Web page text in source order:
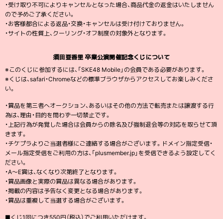
・受け取り不可によりキャンセルとなった場合、商品代金の返金はいたしません
ので予めご了承ください。
・お客様都合による返品・交換・キャンセルは受け付けておりません。
・サイトの性質上、クーリング・オフ制度の対象外となります。
須田亜香里 卒業公演開催記念くじについて
※このくじに参加するには、「SKE48 Mobile」の会員である必要があります。
※くじは、safari・Chromeなどの標準ブラウザからアクセスしてお楽しみくださ
い。
・賞品を第三者へオークション、あるいはその他の方法で転売または譲渡する行
為は、理由・目的を問わず一切禁止です。
・上記行為が発覚した場合は会員からの除名及び強制退会等の対応を取らせて頂
きます。
・チケプラよりご当選者様にご連絡する場合がございます。ドメイン指定受信・
メール指定受信をご利用の方は、「plusmember.jp」を受信できるよう設定してく
ださい。
・A〜E賞は、なくなり次第終了となります。
・賞品画像と実際の賞品は異なる場合があります。
・掲載の内容は予告なく変更となる場合があります。
・賞品は重複して当選する場合がございます。
■くじ1回につき550円（税込）でご利用いただけます。